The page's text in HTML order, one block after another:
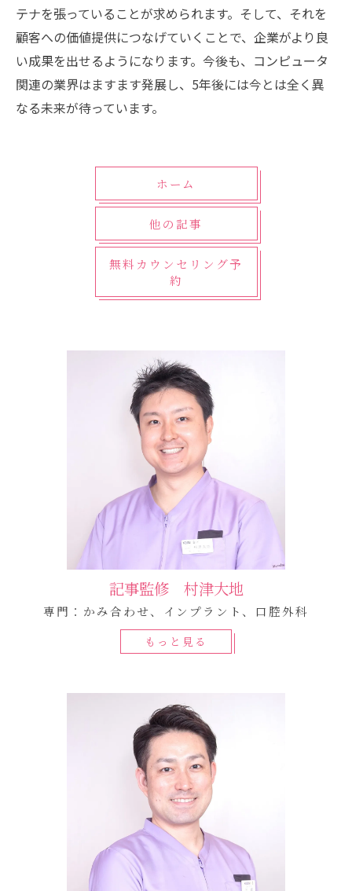
テナを張っていることが求められます。そして、それを
顧客への価値提供につなげていくことで、企業がより良
い成果を出せるようになります。今後も、コンピュータ
関連の業界はますます発展し、5年後には今とは全く異
なる未来が待っています。
ホーム
他の記事
無料カウンセリング予
約
記事監修 村津大地
専門：かみ合わせ、インプラント、口腔外科
もっと見る